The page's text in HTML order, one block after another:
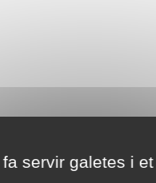
servir galetes i